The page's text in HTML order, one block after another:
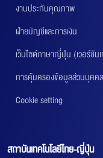
งานประกันคุณภาพ
ฝ่ายบัญชีและการเงิน
เว็บไซต์ภาษาญี่ปุ่น (เวอร์ชัน
การคุ้มครองข้อมูลส่วนบุคคล
Cookie setting
สถาบันเทคโนโลยีไทย-ญี่ปุ่น